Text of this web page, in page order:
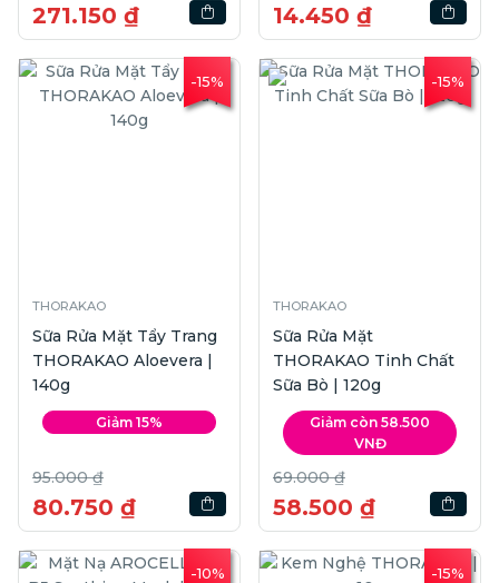
271.150 ₫ 14.450 ₫
-15%
THORAKAO
Sữa Rửa Mặt Tẩy Trang
THORAKAO Aloevera |
140g
Giảm 15%
95.000 ₫
80.750 ₫
-15%
THORAKAO
Sữa Rửa Mặt
THORAKAO Tinh Chất
Sữa Bò | 120g
Giảm còn 58.500
VNĐ
69.000 ₫
58.500 ₫
-10% -15%